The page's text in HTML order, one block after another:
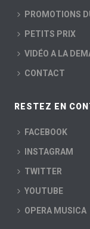
PROMOTIONS
PETITS PRIX
VIDÉO A LA
CONTACT
RESTEZ EN
FACEBOOK
INSTAGRAM
TWITTER
YOUTUBE
OPERA MUSICA